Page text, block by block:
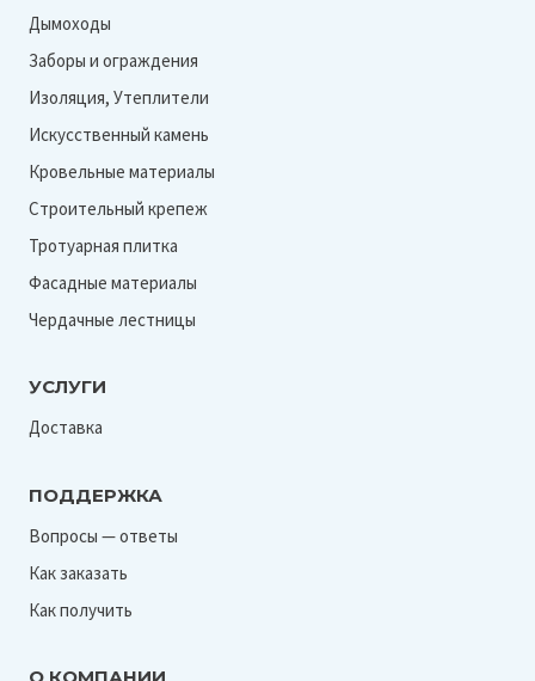
Дымоходы
Заборы и ограждения
Изоляция, Утеплители
Искусственный камень
Кровельные материалы
Строительный крепеж
Тротуарная плитка
Фасадные материалы
Чердачные лестницы
УСЛУГИ
Доставка
ПОДДЕРЖКА
Вопросы — ответы
Как заказать
Как получить